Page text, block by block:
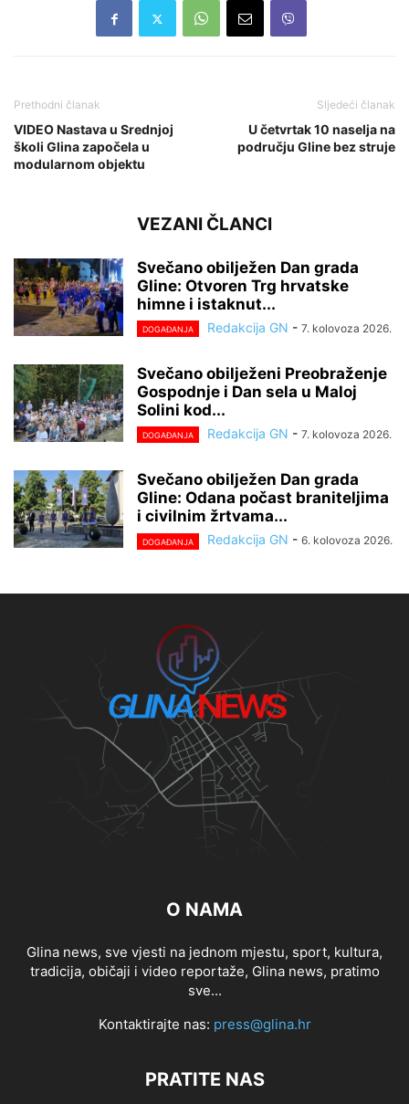
Prethodni članak
VIDEO Nastava u Srednjoj
školi Glina započela u
modularnom objektu
Sljedeći članak
U četvrtak 10 naselja na
području Gline bez struje
VEZANI ČLANCI
Svečano obilježen Dan grada
Gline: Otvoren Trg hrvatske
himne i istaknut...
DOGAĐANJA Redakcija GN - 7. kolovoza 2026.
Svečano obilježeni Preobraženje
Gospodnje i Dan sela u Maloj
Solini kod...
DOGAĐANJA Redakcija GN - 7. kolovoza 2026.
Svečano obilježen Dan grada
Gline: Odana počast braniteljima
i civilnim žrtvama...
DOGAĐANJA Redakcija GN - 6. kolovoza 2026.
O NAMA
Glina news, sve vjesti na jednom mjestu, sport, kultura,
tradicija, običaji i video reportaže, Glina news, pratimo
sve...
Kontaktirajte nas: press@glina.hr
PRATITE NAS